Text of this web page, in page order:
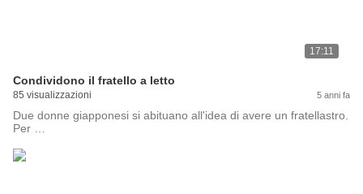
17:11
Condividono il fratello a letto
85 visualizzazioni 5 anni fa
Due donne giapponesi si abituano all'idea di avere un fratellastro.
Per …